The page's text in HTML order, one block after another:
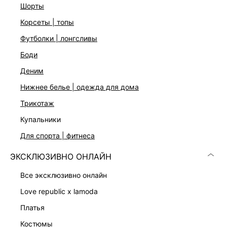
шорты
корсеты | топы
футболки | лонгсливы
боди
деним
нижнее белье | одежда для дома
трикотаж
купальники
для спорта | фитнеса
ЭКСКЛЮЗИВНО ОНЛАЙН
все эксклюзивно онлайн
love republic x lamoda
платья
костюмы
Застежка на молнию на спинке
Три цвета: розовый с цветочным принтом, полынь и
темно-розовый
На модели размер 44. Крой модели соответствует
ДОСТАВКА И ВОЗВРАТ
Подробные условия доставки и возврата
Скачать